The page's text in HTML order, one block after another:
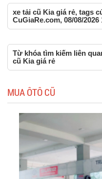
xe tải cũ Kia giá rẻ, tags
CuGiaRe.com, 08/08/2026
Từ khóa tìm kiếm liên
cũ Kia giá rẻ
MUA ÔTÔ CŨ